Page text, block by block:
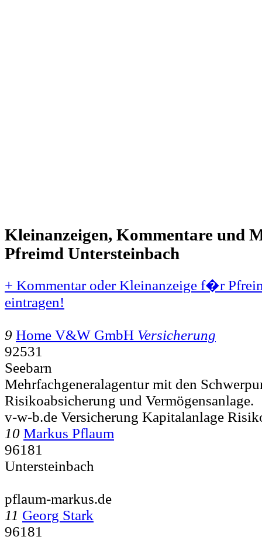
Kleinanzeigen, Kommentare und
Pfreimd Untersteinbach
+ Kommentar oder Kleinanzeige f�r
eintragen!
9 Home V&W GmbH Versicherung
92531
Seebarn
Mehrfachgeneralagentur mit den
Risikoabsicherung und Vermögensanlage.
v-w-b.de Versicherung Kapitalanlage
10 Markus Pflaum
96181
Untersteinbach
pflaum-markus.de
11 Georg Stark
96181